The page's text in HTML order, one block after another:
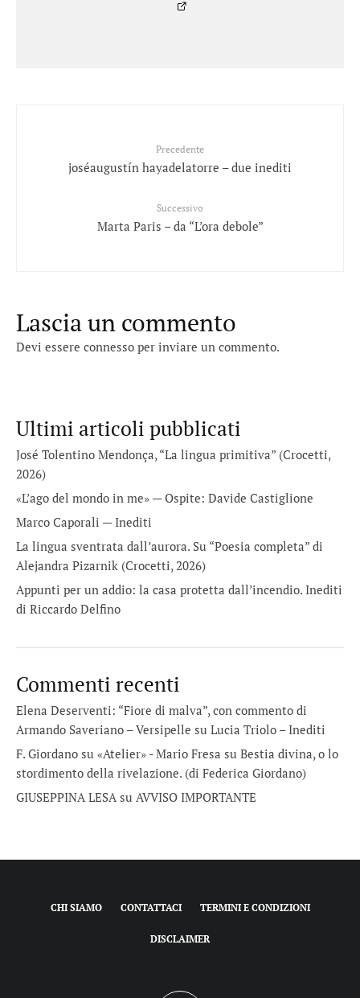
Precedente
joséaugustín hayadelatorre – due inediti
Successivo
Marta Paris – da “L’ora debole”
Lascia un commento
Devi essere connesso per inviare un commento.
Ultimi articoli pubblicati
José Tolentino Mendonça, “La lingua primitiva” (Crocetti,
2026)
«L’ago del mondo in me» — Ospite: Davide Castiglione
Marco Caporali — Inediti
La lingua sventrata dall’aurora. Su “Poesia completa” di
Alejandra Pizarnik (Crocetti, 2026)
Appunti per un addio: la casa protetta dall’incendio. Inediti
di Riccardo Delfino
Commenti recenti
Elena Deserventi: “Fiore di malva”, con commento di
Armando Saveriano – Versipelle su Lucia Triolo – Inediti
F. Giordano su «Atelier» - Mario Fresa su Bestia divina, o lo
stordimento della rivelazione. (di Federica Giordano)
GIUSEPPINA LESAsu AVVISO IMPORTANTE
CHI SIAMO CONTATTACI TERMINI E CONDIZIONI
DISCLAIMER